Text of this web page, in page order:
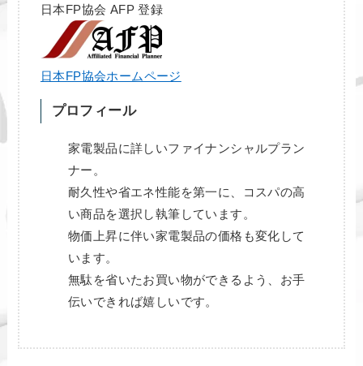
日本FP協会 AFP 登録
日本FP協会ホームページ
プロフィール
家電製品に詳しいファイナンシャルプラン
ナー。
耐久性や省エネ性能を第一に、コスパの高
い商品を選択し執筆しています。
物価上昇に伴い家電製品の価格も変化して
います。
無駄を省いたお買い物ができるよう、お手
伝いできれば嬉しいです。